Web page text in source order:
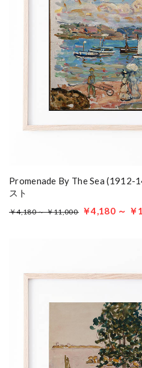
Promenade By The Sea (1912-
スト
￥4,180 ～ ￥11,000 ￥4,180 ～ ￥